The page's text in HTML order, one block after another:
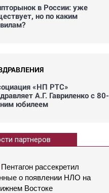
в России: уже
но по каким
«НП РТС»
А.Г. Гавриленко с 80-
юбилеем
партнеров
Пентагон рассекретил
о появлении НЛО на
Востоке